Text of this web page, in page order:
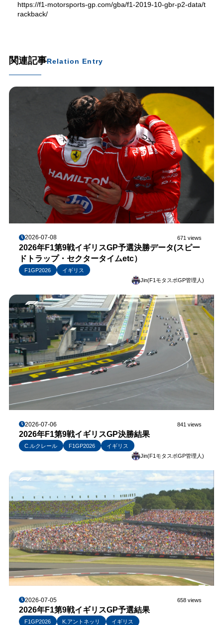
https://f1-motorsports-gp.com/gba/f1-2019-10-gbr-p2-data/t
rackback/
関連記事Relation Entry
2026-07-08 671 views
2026年F1第9戦イギリスGP予選決勝データ(スピー
ドトラップ・セクタータイムetc）
F1GP2026
イギリス
Jin(F1モタスポGP管理人)
2026-07-06 841 views
2026年F1第9戦イギリスGP決勝結果
C.ルクレール F1GP2026
イギリス
Jin(F1モタスポGP管理人)
2026-07-05 658 views
2026年F1第9戦イギリスGP予選結果
F1GP2026 K.アントネッリ
イギリス